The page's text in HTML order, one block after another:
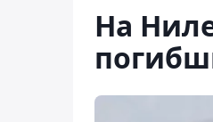
На